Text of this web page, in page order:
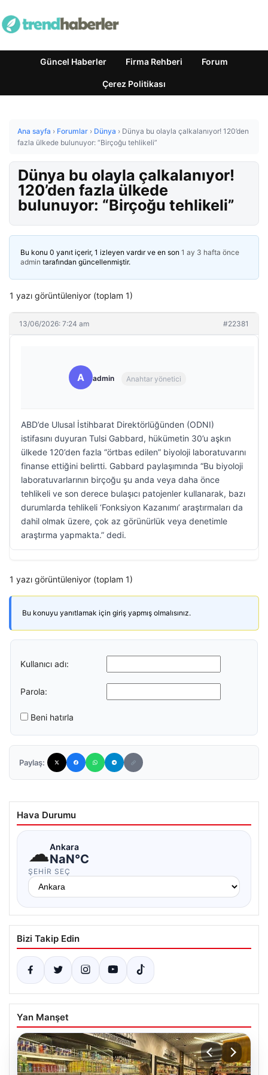
Güncel Haberler Firma Rehberi Forum
Çerez Politikası
Ana sayfa › Forumlar › Dünya › Dünya bu olayla çalkalanıyor! 120’den
fazla ülkede bulunuyor: “Birçoğu tehlikeli”
Dünya bu olayla çalkalanıyor!
120’den fazla ülkede
bulunuyor: “Birçoğu tehlikeli”
Bu konu 0 yanıt içerir, 1 izleyen vardır ve en son 1 ay 3 hafta önce
admin tarafından güncellenmiştir.
1 yazı görüntüleniyor (toplam 1)
13/06/2026: 7:24 am #22381
A admin Anahtar yönetici
ABD’de Ulusal İstihbarat Direktörlüğünden (ODNI)
istifasını duyuran Tulsi Gabbard, hükümetin 30’u aşkın
ülkede 120’den fazla “örtbas edilen” biyoloji laboratuvarını
finanse ettiğini belirtti. Gabbard paylaşımında “Bu biyoloji
laboratuvarlarının birçoğu şu anda veya daha önce
tehlikeli ve son derece bulaşıcı patojenler kullanarak, bazı
durumlarda tehlikeli ‘Fonksiyon Kazanımı’ araştırmaları da
dahil olmak üzere, çok az görünürlük veya denetimle
araştırma yapmakta.” dedi.
1 yazı görüntüleniyor (toplam 1)
Bu konuyu yanıtlamak için giriş yapmış olmalısınız.
Kullanıcı adı:
Parola:
Beni hatırla
Paylaş:
Hava Durumu
☁Ankara
NaN°C
ŞEHIR SEÇ
Bizi Takip Edin
Yan Manşet